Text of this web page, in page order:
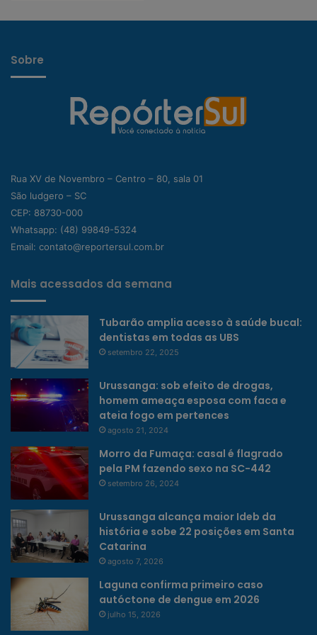
Sobre
Rua XV de Novembro – Centro – 80, sala 01
São ludgero – SC
CEP: 88730-000
Whatsapp: (48) 99849-5324
Email: contato@reportersul.com.br
Mais acessados da semana
Tubarão amplia acesso à saúde bucal:
dentistas em todas as UBS
setembro 22, 2025
Urussanga: sob efeito de drogas,
homem ameaça esposa com faca e
ateia fogo em pertences
agosto 21, 2024
Morro da Fumaça: casal é flagrado
pela PM fazendo sexo na SC-442
setembro 26, 2024
Urussanga alcança maior Ideb da
história e sobe 22 posições em Santa
Catarina
agosto 7, 2026
Laguna confirma primeiro caso
autóctone de dengue em 2026
julho 15, 2026